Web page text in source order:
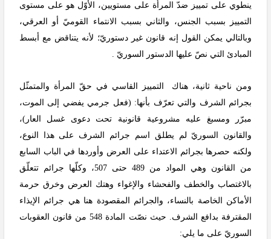
ينطوي على تمييز ضدّ المرأة على مستويين، الأوّل هو على مستوى
التمييز بسبب الجنس، والثاني بسبب الانتماء القوميّ أو العرقي،
وبالتالي يمكن القول إنه قانون غير دستوريّ؛ لأنه يتناقض مع أبسط
المبادئ التي نصّ عليها الدستور السوريّ .
ومن ناحية ثانية، هناك التمييز القاسي في حقّ المرأة والمتمثّل
بجرائم الشرف والتي تعرّف بأنها: (فعل جرمي يفضي إلى الموت،
مبرّر ومسبغ عليه مشروعية قانونية تحت دعوى غسل العار)،
والقانون السوريّ لم يطلق اسم جرائم الشرف على هذا النوع،
ولكنه حصرها بجرائم الاعتداء على العرض وأوردها في الباب السابع
من القانون وهي المواد من 489 حتى 507، وكلّها جرائم تتعلّق
بالاغتصاب والخطف والفحشاء والإغواء وهتك العرض وخرق حرمة
الأماكن الخاصة بالنساء، والجرائم المقصودة هنا هي جرائم الإيذاء
المقترفة بدافع الشرف. حيث نصّت المادة 548 من قانون العقوبات
السوريّ على ما يلي: